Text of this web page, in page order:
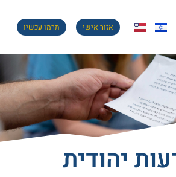
אזור אישי תרמו עכשיו
יהודית